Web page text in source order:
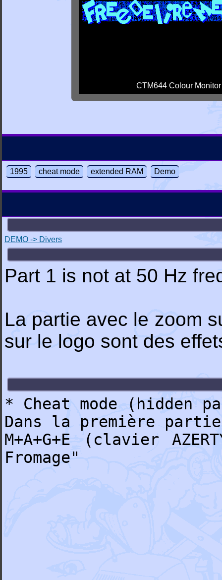
CTM644 Colour Monitor
1995 cheat mode extended RAM Demo
DEMO -> Divers
Part 1 is not at 50 Hz
La partie avec le zoom
sur le logo sont des
* Cheat mode (hidden
Dans la première
M+A+G+E (clavier
Fromage"